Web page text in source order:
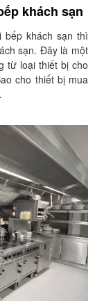
khách sạn
bếp khách sạn thì
sạn. Đây là một
từ loại thiết bị cho
cho thiết bị mua